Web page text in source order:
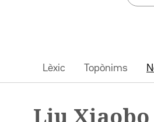
Lèxic Topònims
Liu Xiaobo